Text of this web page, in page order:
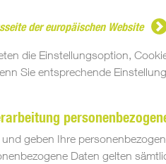
der europäischen Website
die Einstellungsoption,
Sie entsprechende
geben Ihre
Daten gelten